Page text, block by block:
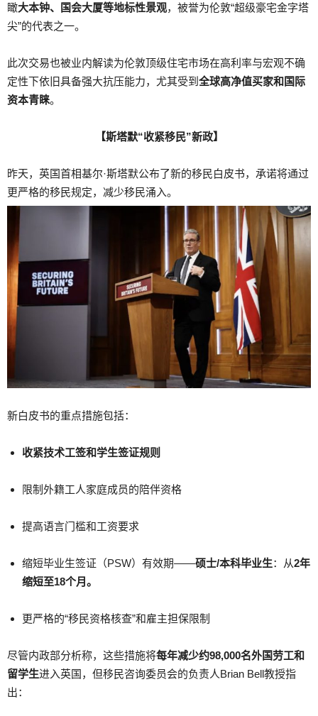
瞰大本钟、国会大厦等地标性景观，被誉为伦敦“超级豪宅金字塔
尖”的代表之一。
此次交易也被业内解读为伦敦顶级住宅市场在高利率与宏观不确
定性下依旧具备强大抗压能力，尤其受到 全球高净值买家和国际
资本青睐。
【斯塔默“收紧移民”新政】
昨天，英国首相基尔·斯塔默公布了新的移民白皮书，承诺将通过
更严格的移民规定，减少移民涌入。
新白皮书的重点措施包括：
收紧技术工签和学生签证规则
限制外籍工人家庭成员的陪伴资格
提高语言门槛和工资要求
缩短毕业生签证（PSW）有效期——硕士/本科毕业生：从2年
缩短至18个月。
更严格的“移民资格核查”和雇主担保限制
尽管内政部分析称，这些措施将每年减少约98,000名外国劳工和
留学生进入英国，但移民咨询委员会的负责人Brian Bell教授指
出：